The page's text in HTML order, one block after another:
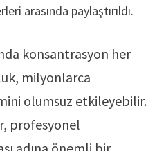
arasında paylaştırıldı.
konsantrasyon her
milyonlarca
olumsuz etkileyebilir.
profesyonel